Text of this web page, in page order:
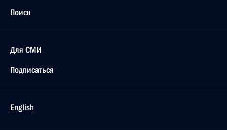
Поиск
Для СМИ
Подписаться
English